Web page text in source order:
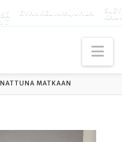
EVANKELIUMIJUHLA
MATKAAN